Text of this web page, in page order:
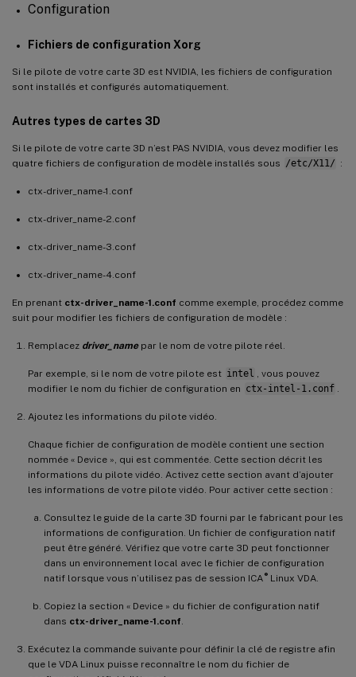
Configuration
Fichiers de configuration Xorg
Si le pilote de votre carte 3D est NVIDIA, les fichiers de configuration
sont installés et configurés automatiquement.
Autres types de cartes 3D
Si le pilote de votre carte 3D n’est PAS NVIDIA, vous devez modifier les
quatre fichiers de configuration de modèle installés sous /etc/X11/ :
ctx-driver_name-1.conf
ctx-driver_name-2.conf
ctx-driver_name-3.conf
ctx-driver_name-4.conf
En prenant ctx-driver_name-1.conf comme exemple, procédez comme
suit pour modifier les fichiers de configuration de modèle :
Remplacez driver_namepar le nom de votre pilote réel.
Par exemple, si le nom de votre pilote est intel
, vous pouvez
modifier le nom du fichier de configuration en ctx-intel-1.conf
Ajoutez les informations du pilote vidéo.
Chaque fichier de configuration de modèle contient une section
nommée « Device », qui est commentée. Cette section décrit les
informations du pilote vidéo. Activez cette section avant d’ajouter
les informations de votre pilote vidéo. Pour activer cette section :
Consultez le guide de la carte 3D fourni par le fabricant pour les
informations de configuration. Un fichier de configuration natif
peut être généré. Vérifiez que votre carte 3D peut fonctionner
dans un environnement local avec le fichier de configuration
natif lorsque vous n’utilisez pas de session ICA ®Linux VDA.
Copiez la section « Device » du fichier de configuration natif
dans ctx-driver_name-1.conf
Exécutez la commande suivante pour définir la clé de registre afin
que le VDA Linux puisse reconnaître le nom du fichier de